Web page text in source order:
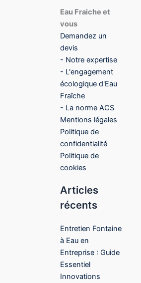
Eau Fraiche et
vous
Demandez un
devis
- Notre expertise
- L'engagement
écologique d'Eau
Fraîche
- La norme ACS
Mentions légales
Politique de
confidentialité
Politique de
cookies
Articles
récents
Entretien Fontaine
à Eau en
Entreprise : Guide
Essentiel
Innovations